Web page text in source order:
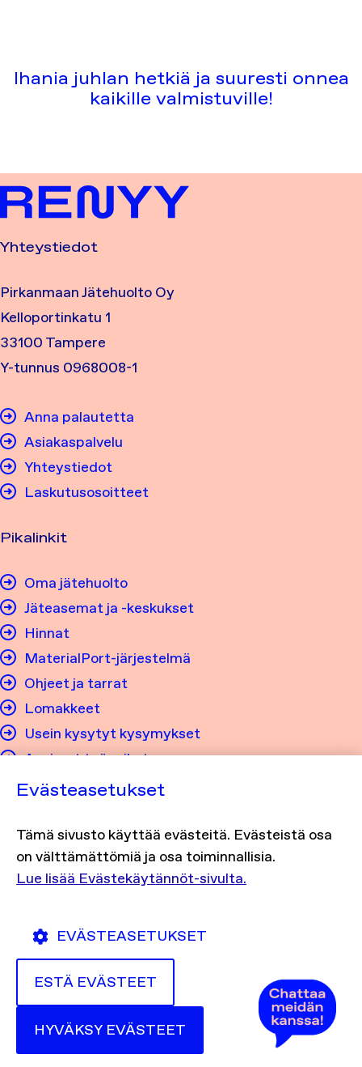
Ihania juhlan hetkiä ja suuresti onnea
kaikille valmistuville!
Yhteystiedot
Pirkanmaan Jätehuolto Oy
Kelloportinkatu 1
33100 Tampere
Y-tunnus 0968008-1
Anna palautetta
Asiakaspalvelu
Yhteystiedot
Laskutusosoitteet
Pikalinkit
Oma jätehuolto
Jäteasemat ja -keskukset
Hinnat
MaterialPort-järjestelmä
Ohjeet ja tarrat
Lomakkeet
Usein kysytyt kysymykset
Avoimet työpaikat
Tietosuojaseloste
Evästekäytännöt
Facebook
Evästeasetukset
Tämä sivusto käyttää evästeitä. Evästeistä osa
on välttämättömiä ja osa toiminnallisia.
Lue lisää Evästekäytännöt-sivulta.
EVÄSTEASETUKSET
ESTÄ EVÄSTEET
HYVÄKSY EVÄSTEET